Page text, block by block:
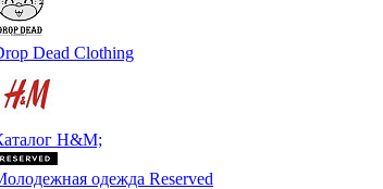
Dead Clothing
H&M;
одежда Reserved